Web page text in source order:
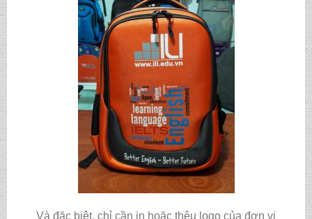
Và đặc biệt, chỉ cần in hoặc thêu logo của đơn vị